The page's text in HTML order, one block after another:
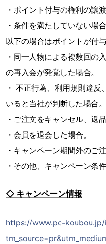
・ポイント付与の権利の譲
・条件を満たしていない場
以下の場合はポイントが付与
・同一人物による複数回の
の再入会が発覚した場合。
・ 不正行為、利用規則違
いると当社が判断した場合。
・ご注文をキャンセル、返
・会員を退会した場合。
・キャンペーン期間外のご注
・その他、キャンペーン条
◇ キャンペーン情報
https://www.pc-